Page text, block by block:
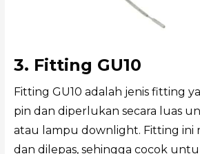
3. Fitting GU10
Fitting GU10 adalah jenis fitting
pin dan diperlukan secara luas
atau lampu downlight. Fitting ini
dan dilepas, sehingga cocok